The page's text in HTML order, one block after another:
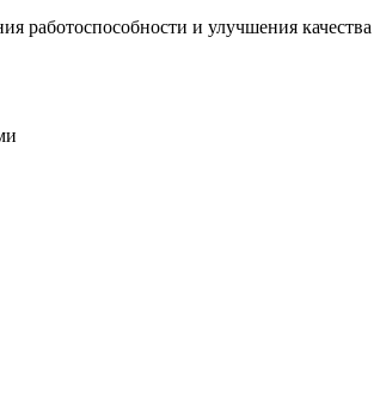
работоспособности и улучшения качества